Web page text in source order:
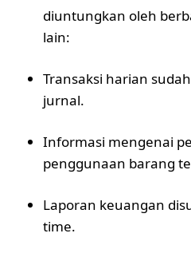
diuntungkan oleh
lain:
Transaksi harian
jurnal.
Informasi mengenai
penggunaan barang
Laporan keuangan
time.